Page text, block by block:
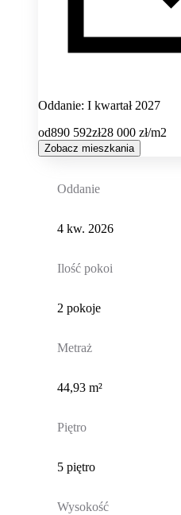
Oddanie: I kwartał 2027
od890 592zł28 000 zł/m2
Zobacz mieszkania
Oddanie
4 kw. 2026
Ilość pokoi
2 pokoje
Metraż
44,93 m²
Piętro
5 piętro
Wysokość